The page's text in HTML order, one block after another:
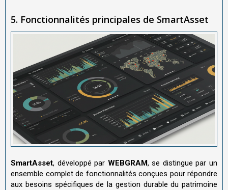
5. Fonctionnalités principales de SmartAsset
SmartAsset, développé par WEBGRAM, se distingue par un
ensemble complet de fonctionnalités conçues pour répondre
aux besoins spécifiques de la gestion durable du patrimoine